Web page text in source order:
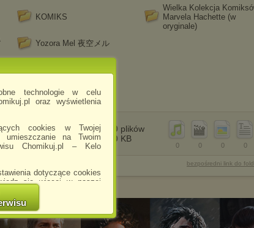
technologie w celu
oraz wyświetlenia
cookies w Twojej
na Twoim
Chomikuj.pl – Kelo
dotyczące cookies
się więcej w naszej
przeglądarki może
Chomikuj.pl.
KOMIKS
Wielka Kolekcja
Marvela Hachette (w
oryginale)
Yozora Mel 夜空メル
folderze
0
0
0
0
0 plików
0 KB
bezpośredni link do